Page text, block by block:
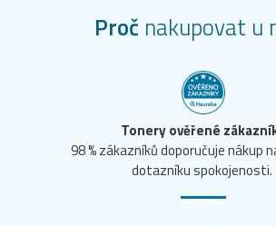
Proč nakupovat u
Tonery ověřené
98 % zákazníků doporučuje nákup
dotazníku spokojenosti.